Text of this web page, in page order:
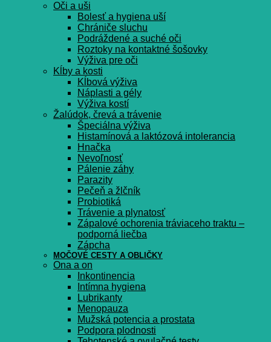
Oči a uši
Bolesť a hygiena uší
Chrániče sluchu
Podráždené a suché oči
Roztoky na kontaktné šošovky
Výživa pre oči
Kĺby a kosti
Kĺbová výživa
Náplasti a gély
Výživa kostí
Žalúdok, črevá a trávenie
Špeciálna výživa
Histamínová a laktózová intolerancia
Hnačka
Nevoľnosť
Pálenie záhy
Parazity
Pečeň a žlčník
Probiotiká
Trávenie a plynatosť
Zápalové ochorenia tráviaceho traktu –
podporná liečba
Zápcha
MOČOVÉ CESTY A OBLIČKY
Ona a on
Inkontinencia
Intímna hygiena
Lubrikanty
Menopauza
Mužská potencia a prostata
Podpora plodnosti